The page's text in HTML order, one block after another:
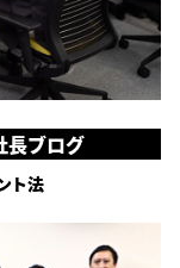
長ブログ
ト法